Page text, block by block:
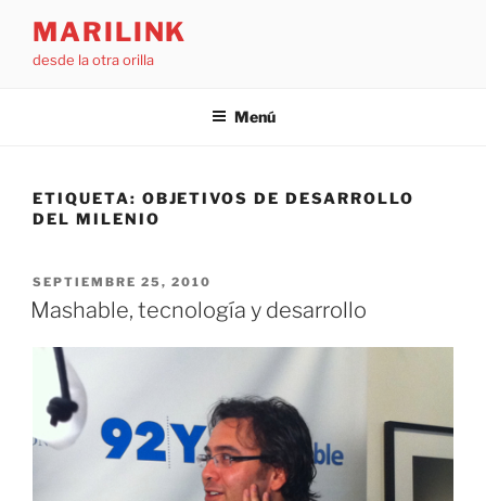
contenido
MARILINK
desde la otra orilla
Menú
ETIQUETA: OBJETIVOS DE DESARROLLO
DEL MILENIO
PUBLICADO
EL
SEPTIEMBRE 25, 2010
Mashable, tecnología y desarrollo